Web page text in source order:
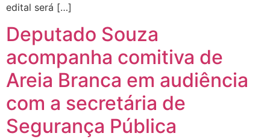
edital será […]
Deputado Souza
acompanha comitiva de
Areia Branca em audiência
com a secretária de
Segurança Pública